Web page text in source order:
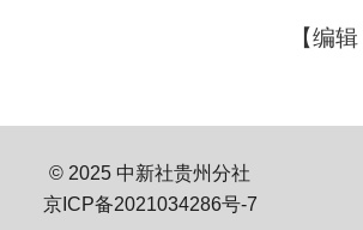
【编
© 2025 中新社贵州分社
京ICP备2021034286号-7